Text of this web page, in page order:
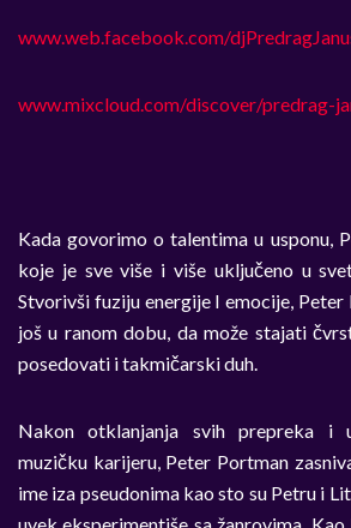
www.web.facebook.com/
www.mixcloud.com/discover/predrag-
Kada govorimo o talentima u usponu,
koje je sve više i više uključeno u
Stvorivši fuziju energije I emocije,
još u ranom dobu, da može stajati
posedovati i takmičarski duh.
Nakon otklanjanja svih prepreka i
muzičku karijeru, Peter Portman
ime iza pseudonima kao sto su Petru i